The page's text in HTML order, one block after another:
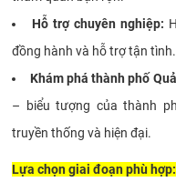
Hỗ trợ chuyên nghiệp:
đồng hành và hỗ trợ tận tình.
Khám phá thành phố
– biểu tượng của thành
truyền thống và hiện đại.
Lựa chọn giai đoạn phù hợp: